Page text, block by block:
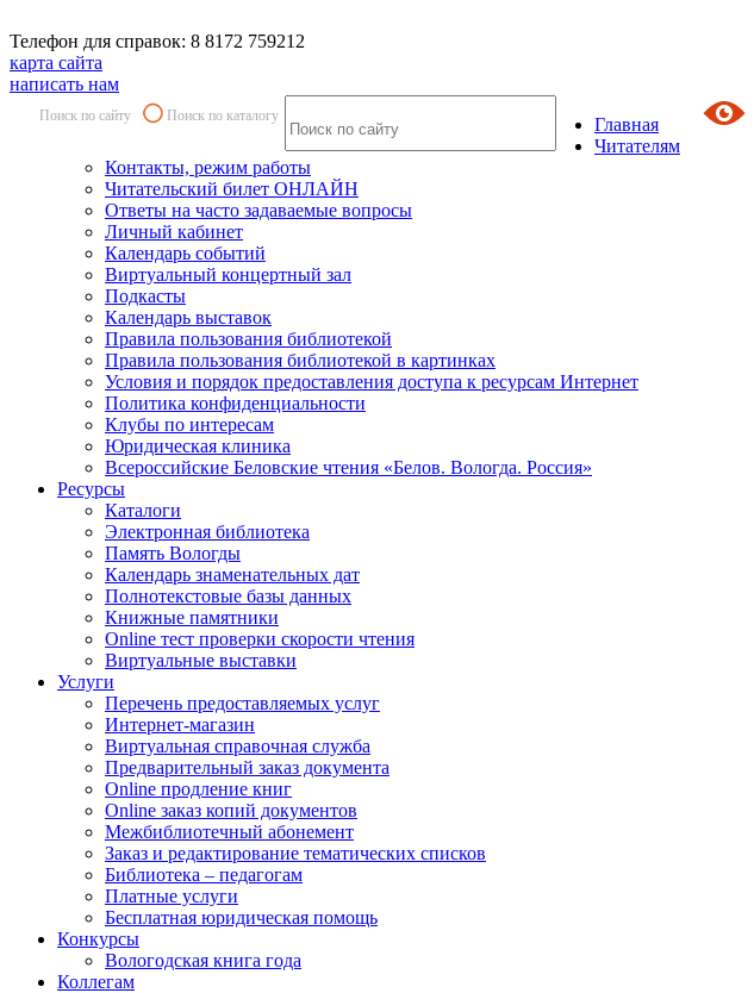
Телефон для справок: 8 8172 759212
карта сайта
написать нам
Поиск по сайту Поиск по каталогу
Главная
Читателям
Контакты, режим работы
Читательский билет ОНЛАЙН
Ответы на часто задаваемые вопросы
Личный кабинет
Календарь событий
Виртуальный концертный зал
Подкасты
Календарь выставок
Правила пользования библиотекой
Правила пользования библиотекой в картинках
Условия и порядок предоставления доступа к ресурсам Интернет
Политика конфиденциальности
Клубы по интересам
Юридическая клиника
Всероссийские Беловские чтения «Белов. Вологда. Россия»
Ресурсы
Каталоги
Электронная библиотека
Память Вологды
Календарь знаменательных дат
Полнотекстовые базы данных
Книжные памятники
Online тест проверки скорости чтения
Виртуальные выставки
Услуги
Перечень предоставляемых услуг
Интернет-магазин
Виртуальная справочная служба
Предварительный заказ документа
Online продление книг
Online заказ копий документов
Межбиблиотечный абонемент
Заказ и редактирование тематических списков
Библиотека – педагогам
Платные услуги
Бесплатная юридическая помощь
Конкурсы
Вологодская книга года
Коллегам